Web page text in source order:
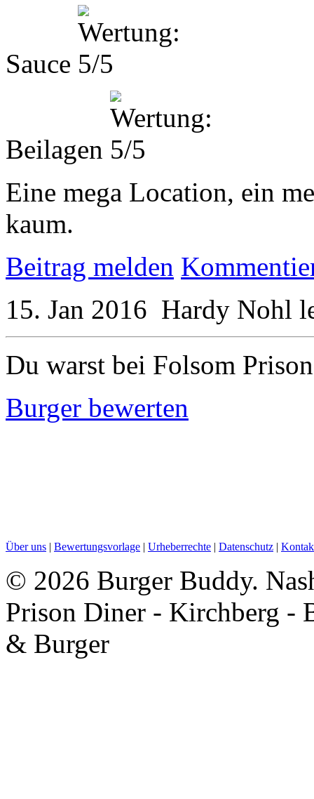
Sauce
Beilagen
Eine mega Location, ein
kaum.
Beitrag melden
15. Jan 2016 Hardy Nohl
Du warst bei Folsom
Burger bewerten
Über uns | Bewertungsvorlage | Urheberrechte | Datenschutz |
© 2026 Burger Buddy.
Prison Diner - Kirchberg -
& Burger